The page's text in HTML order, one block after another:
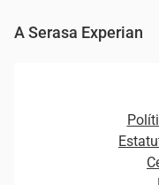
Cobrança e
Plataformas e
Fintechs
Curso Gratuito de
A Serasa Experian
Distribuidores e
Estrutura